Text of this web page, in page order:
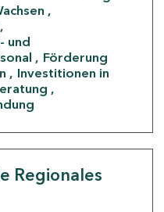
und
Förderung
Investitionen in
Regionales